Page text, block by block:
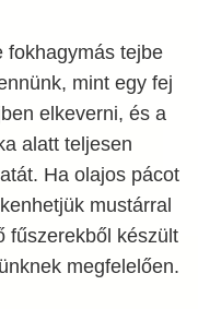
fokhagymás tejbe
mint egy fej
elkeverni, és a
alatt teljesen
Ha olajos pácot
mustárral
fűszerekből készült
megfelelően.